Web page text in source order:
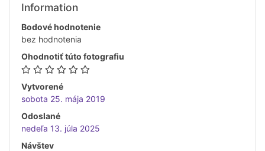
Information
Bodové hodnotenie
bez hodnotenia
Ohodnotiť túto fotografiu
Vytvorené
sobota 25. mája 2019
Odoslané
nedeľa 13. júla 2025
Návštev